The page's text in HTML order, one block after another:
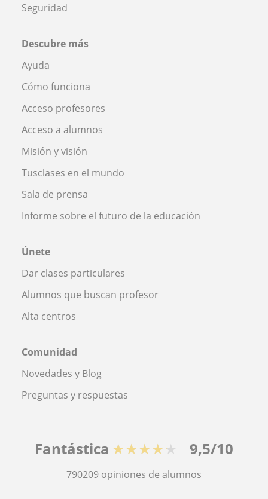
Seguridad
Descubre más
Ayuda
Cómo funciona
Acceso profesores
Acceso a alumnos
Misión y visión
Tusclases en el mundo
Sala de prensa
Informe sobre el futuro de la educación
Únete
Dar clases particulares
Alumnos que buscan profesor
Alta centros
Comunidad
Novedades y Blog
Preguntas y respuestas
Fantástica ★★★★★ 9,5/10
790209 opiniones de alumnos